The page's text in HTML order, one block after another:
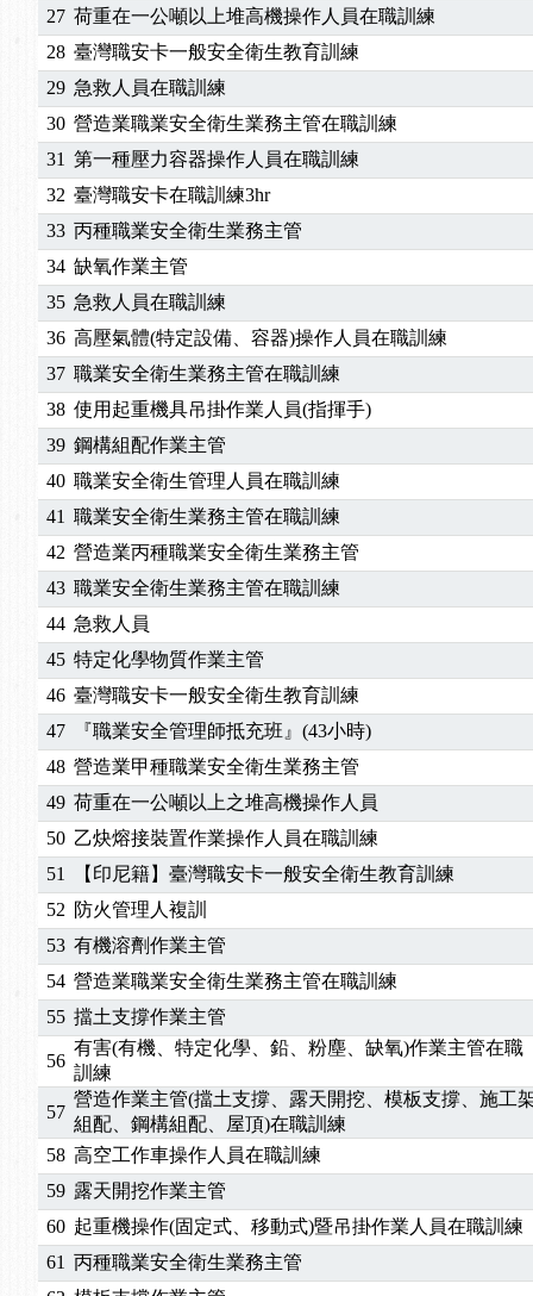
27 荷重在一公噸以上堆高機操作人員在職訓練
28 臺灣職安卡一般安全衛生教育訓練
29 急救人員在職訓練
30 營造業職業安全衛生業務主管在職訓練
31 第一種壓力容器操作人員在職訓練
32 臺灣職安卡在職訓練3hr
33 丙種職業安全衛生業務主管
34 缺氧作業主管
35 急救人員在職訓練
36 高壓氣體(特定設備、容器)操作人員在職訓練
37 職業安全衛生業務主管在職訓練
38 使用起重機具吊掛作業人員(指揮手)
39 鋼構組配作業主管
40 職業安全衛生管理人員在職訓練
41 職業安全衛生業務主管在職訓練
42 營造業丙種職業安全衛生業務主管
43 職業安全衛生業務主管在職訓練
44 急救人員
45 特定化學物質作業主管
46 臺灣職安卡一般安全衛生教育訓練
47
『職業安全管理師抵充班』(43小時)
48 營造業甲種職業安全衛生業務主管
49 荷重在一公噸以上之堆高機操作人員
50 乙炔熔接裝置作業操作人員在職訓練
51
【印尼籍】臺灣職安卡一般安全衛生教育訓練
52 防火管理人複訓
53 有機溶劑作業主管
54 營造業職業安全衛生業務主管在職訓練
55 擋土支撐作業主管
56
有害(有機、特定化學、鉛、粉塵、缺氧)作業主管在職
訓練
57
營造作業主管(擋土支撐、露天開挖、模板支撐、施工
組配、鋼構組配、屋頂)在職訓練
58 高空工作車操作人員在職訓練
59 露天開挖作業主管
60 起重機操作(固定式、移動式)暨吊掛作業人員在職訓練
61 丙種職業安全衛生業務主管